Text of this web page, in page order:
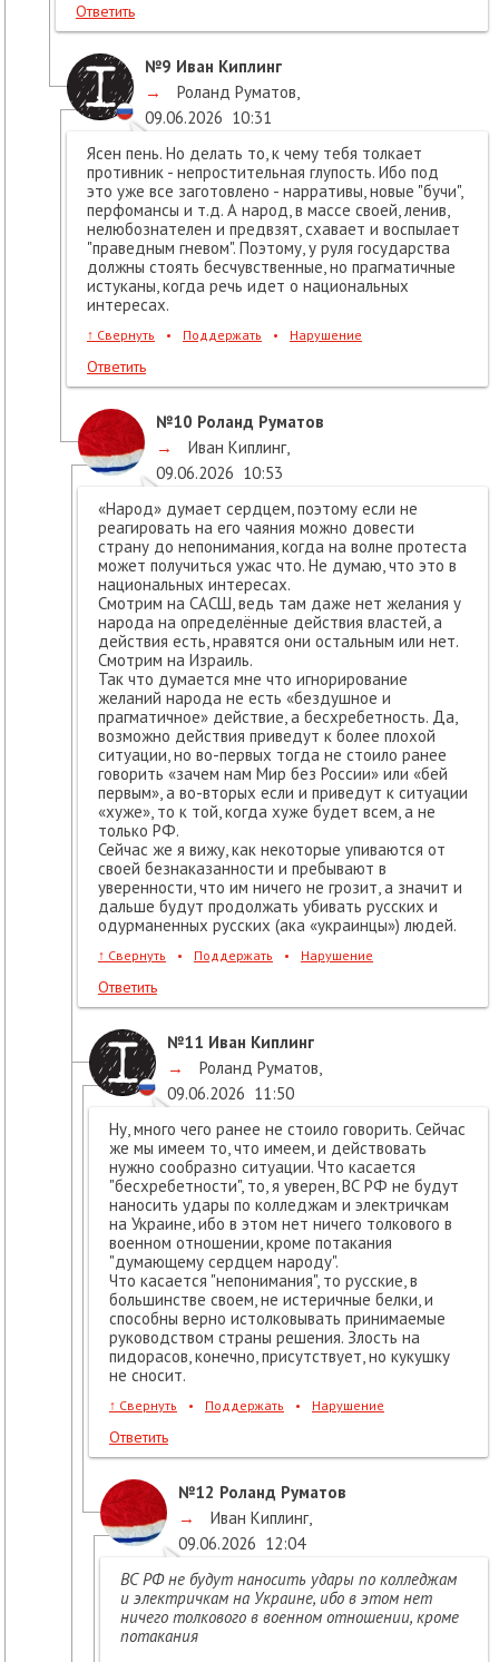
Ответить
№9 Иван Киплинг
→
Роланд Руматов,
09.06.2026 10:31
Ясен пень. Но делать то, к чему тебя толкает
противник - непростительная глупость. Ибо под
это уже все заготовлено - нарративы, новые "бучи",
перфомансы и т.д. А народ, в массе своей, ленив,
нелюбознателен и предвзят, схавает и воспылает
"праведным гневом". Поэтому, у руля государства
должны стоять бесчувственные, но прагматичные
истуканы, когда речь идет о национальных
интересах.
↑ Свернуть • Поддержать • Нарушение
Ответить
№10 Роланд Руматов
→
Иван Киплинг,
09.06.2026 10:53
«Народ» думает сердцем, поэтому если не
реагировать на его чаяния можно довести
страну до непонимания, когда на волне протеста
может получиться ужас что. Не думаю, что это в
национальных интересах.
Смотрим на САСШ, ведь там даже нет желания у
народа на определённые действия властей, а
действия есть, нравятся они остальным или нет.
Смотрим на Израиль.
Так что думается мне что игнорирование
желаний народа не есть «бездушное и
прагматичное» действие, а бесхребетность. Да,
возможно действия приведут к более плохой
ситуации, но во-первых тогда не стоило ранее
говорить «зачем нам Мир без России» или «бей
первым», а во-вторых если и приведут к ситуации
«хуже», то к той, когда хуже будет всем, а не
только РФ.
Сейчас же я вижу, как некоторые упиваются от
своей безнаказанности и пребывают в
уверенности, что им ничего не грозит, а значит и
дальше будут продолжать убивать русских и
одурманенных русских (ака «украинцы») людей.
↑ Свернуть • Поддержать • Нарушение
Ответить
№11 Иван Киплинг
→
Роланд Руматов,
09.06.2026 11:50
Ну, много чего ранее не стоило говорить. Сейчас
же мы имеем то, что имеем, и действовать
нужно сообразно ситуации. Что касается
"бесхребетности", то, я уверен, ВС РФ не будут
наносить удары по колледжам и электричкам
на Украине, ибо в этом нет ничего толкового в
военном отношении, кроме потакания
"думающему сердцем народу".
Что касается "непонимания", то русские, в
большинстве своем, не истеричные белки, и
способны верно истолковывать принимаемые
руководством страны решения. Злость на
пидорасов, конечно, присутствует, но кукушку
не сносит.
↑ Свернуть • Поддержать • Нарушение
Ответить
№12 Роланд Руматов
→
Иван Киплинг,
09.06.2026 12:04
ВС РФ не будут наносить удары по колледжам
и электричкам на Украине, ибо в этом нет
ничего толкового в военном отношении, кроме
потакания